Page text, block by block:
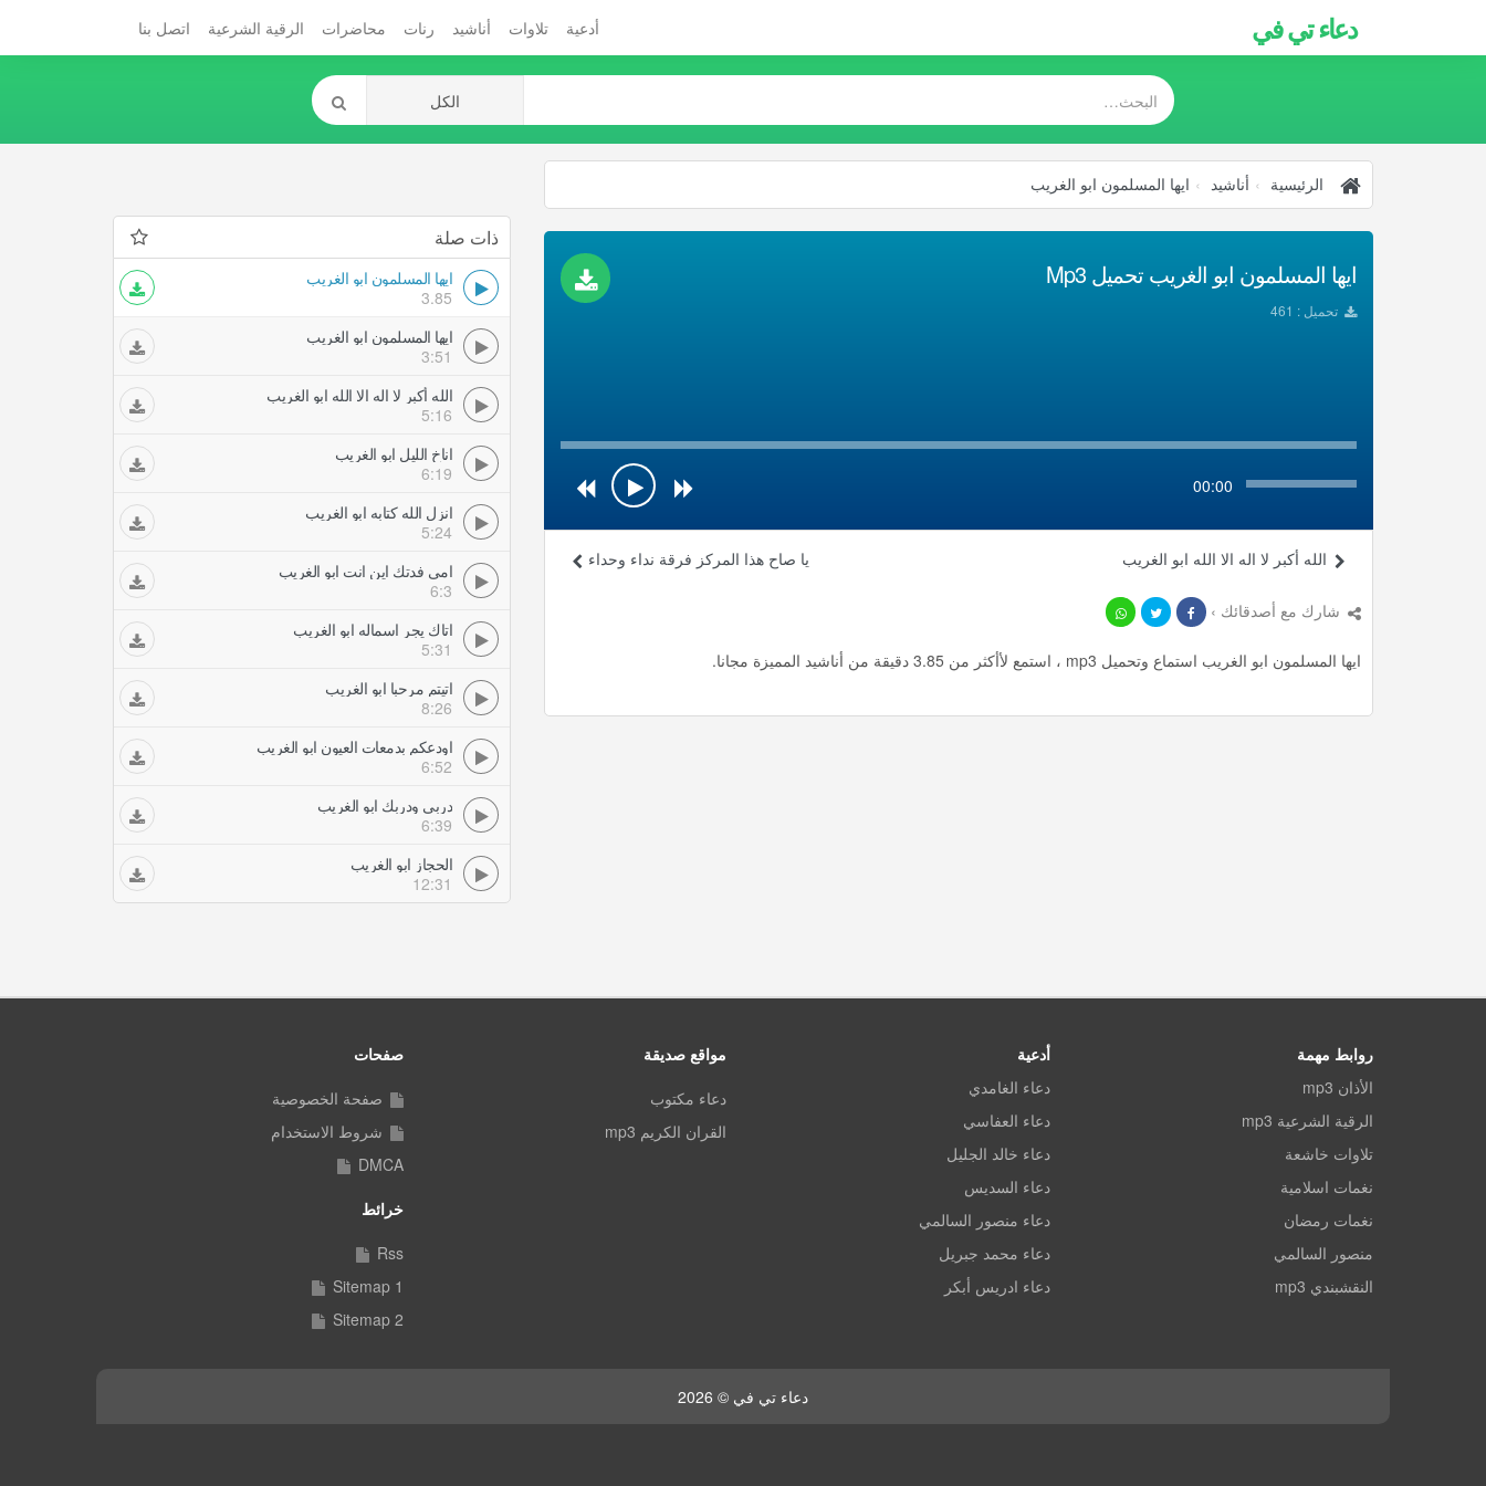
دعاء تي في أدعية تلاوات أناشيد رنات محاضرات الرقية الشرعية اتصل بنا
الرئيسية أناشيد ايها المسلمون ابو الغريب
ايها المسلمون ابو الغريب تحميل Mp3
تحميل : 461
00:00
يا صاح هذا المركز فرقة نداء وحداء الله أكبر لا اله الا الله ابو الغريب
شارك مع أصدقائك ›
ايها المسلمون ابو الغريب استماع وتحميل mp3 ، استمع لأأكثر من 3.85 دقيقة من أناشيد المميزة مجانا.
ذات صلة
ايها المسلمون ابو الغريب
3.85
ايها المسلمون ابو الغريب
3:51
الله أكبر لا اله الا الله ابو الغريب
5:16
اناخ الليل ابو الغريب
6:19
انزل الله كتابه ابو الغريب
5:24
امي فدتك اين انت ابو الغريب
6:3
اتاك يجر اسماله ابو الغريب
5:31
اتيتم مرحبا ابو الغريب
8:26
اودعكم بدمعات العيون ابو الغريب
6:52
دربي ودربك ابو الغريب
6:39
الحجاز ابو الغريب
12:31
روابط مهمة
الأذان mp3
الرقية الشرعية mp3
تلاوات خاشعة
نغمات اسلامية
نغمات رمضان
منصور السالمي
النقشبندي mp3
أدعية
دعاء الغامدي
دعاء العفاسي
دعاء خالد الجليل
دعاء السديس
دعاء منصور السالمي
دعاء محمد جبريل
دعاء ادريس أبكر
مواقع صديقة
دعاء مكتوب
القران الكريم mp3
صفحات
صفحة الخصوصية
شروط الاستخدام
DMCA
خرائط
Rss
Sitemap 1
Sitemap 2
دعاء تي في © 2026